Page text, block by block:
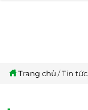
Trang chủ Tin tức